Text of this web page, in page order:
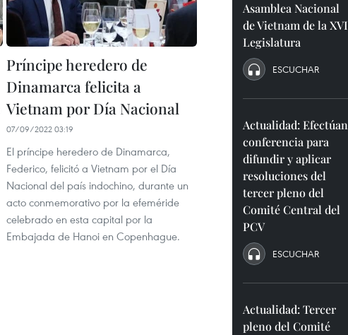
Príncipe heredero de
Dinamarca felicita a
Vietnam por Día Nacional
07/09/2022 03:19
El príncipe heredero de Dinamarca,
Federico, felicitó a Vietnam por el Día
Nacional del país indochino, durante un
acto conmemorativo por la efeméride
celebrado en esta capital por la
Embajada de Hanoi en Copenhague.
Asamblea Nacional
de Vietnam de la XVI
Legislatura
ESCUCHAR
Actualidad: Efectúan
conferencia para
difundir y aplicar
resoluciones del
tercer pleno del
Comité Central del
PCV
ESCUCHAR
Actualidad: Tercer
pleno del Comité